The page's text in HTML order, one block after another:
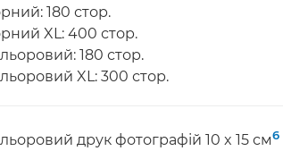
180 стор.
XL: 400 стор.
180 стор.
XL: 300 стор.
друк фотографій 10 x 15 см6